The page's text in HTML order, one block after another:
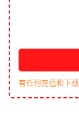
有任何充值和下